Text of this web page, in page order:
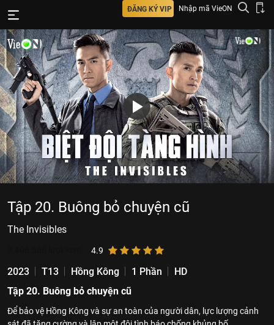
ĐĂNG KÝ VIP Nhập mã VieON
Tập 20. Buông bỏ chuyện cũ
The Invisibles
4.9
2023 T13 Hồng Kông 1 Phần
HD
Tập 20. Buông bỏ chuyện cũ
Để bảo vệ Hồng Kông và sự an toàn của người dân, lực lượng cảnh